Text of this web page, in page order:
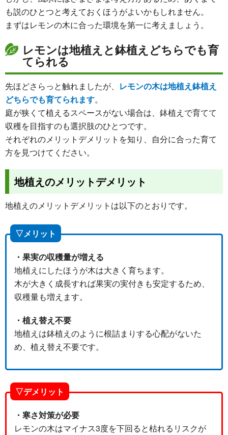
も説のひとつと考えておくほうがよいかもしれません。
まずはレモンの木に合った環境を第一に考えましょう。
レモンは地植えと鉢植えどちらでも育
てられる
先ほどさらっと触れましたが、 レモンの木は地植え鉢植え
どちらでも育てられます。
庭が狭くて植えるスペースがない場合は、鉢植えで育てて
収穫を目指すのも選択肢のひとつです。
それぞれのメリットデメリットを知り、自分に合った育て
方を見つけてください。
地植えのメリットデメリット
地植えのメリットデメリットは以下のとおりです。
▽メリット
・果実の収穫量が増える
地植えにしたほうが木は大きく育ちます。
木が大きく成長すれば果実の実付きも安定するため、
収穫量も増えます。
・植え替え不要
地植えは鉢植えのように根詰まりする心配がないた
め、植え替え不要です。
▽デメリット
・寒さ対策が必要
レモンの木はマイナス3度を下回ると枯れるリスクが